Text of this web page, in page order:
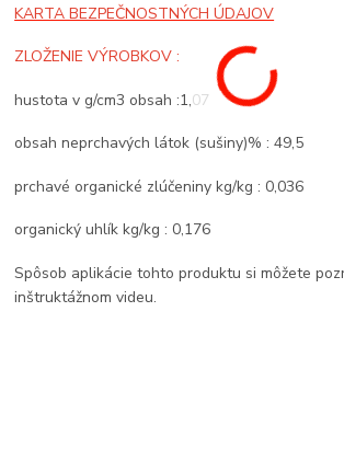
KARTA BEZPEČNOSTNÝCH ÚDAJOV
ZLOŽENIE VÝROBKOV :
hustota v g/cm3 obsah :1,07
obsah neprchavých látok (sušiny)% : 49,5
prchavé organické zlúčeniny kg/kg : 0,036
organický uhlík kg/kg : 0,176
Spôsob aplikácie tohto produktu si môžete
inštruktážnom videu.